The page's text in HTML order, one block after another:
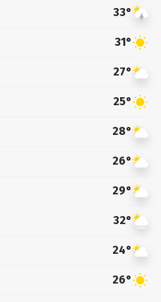
33°
31°
27°
25°
28°
26°
29°
32°
24°
26°